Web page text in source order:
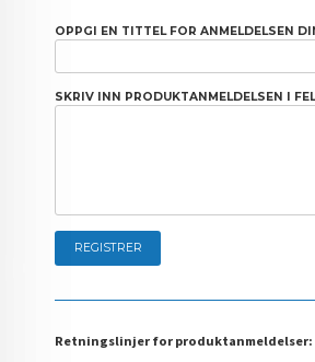
OPPGI EN TITTEL FOR ANMELDELSEN
SKRIV INN PRODUKTANMELDELSEN I
Retningslinjer for produktanmeldelser: